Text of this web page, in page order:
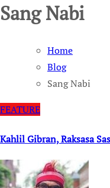
Sang Nabi
Home
Blog
Sang Nabi
FEATURE
Kahlil Gibran, Raksasa